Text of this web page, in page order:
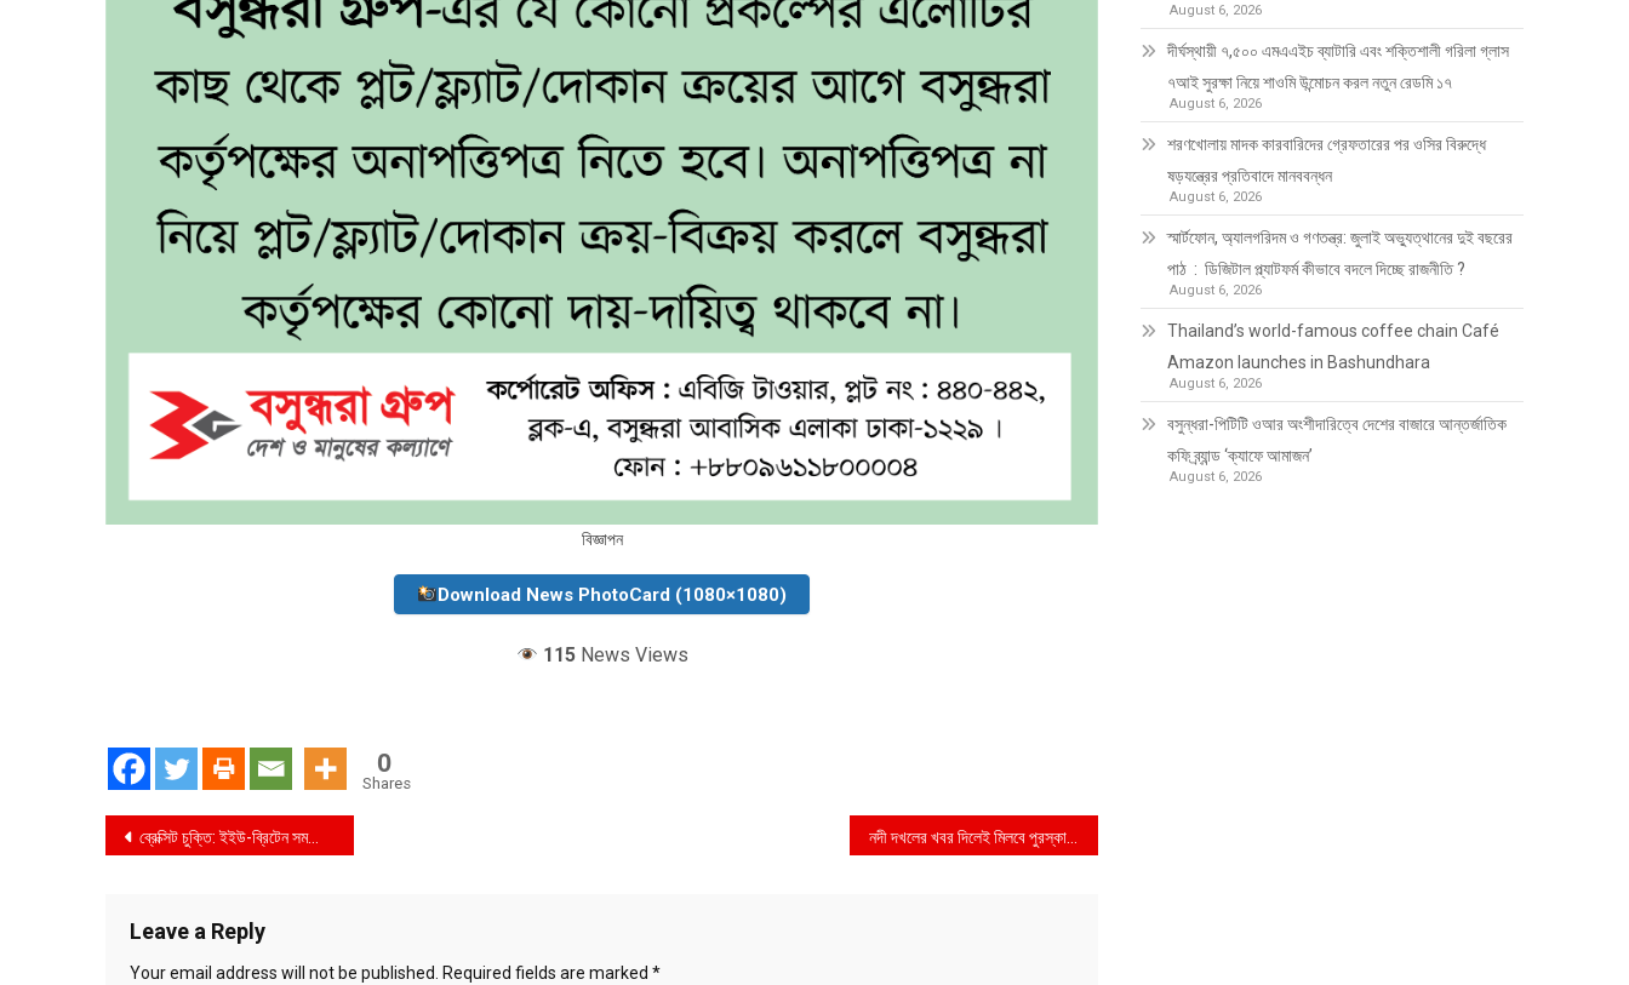
বিজ্ঞাপন
Download News PhotoCard (1080×1080)
115News Views
0
Shares
Post
ব্রেক্সিট চুক্তি: ইইউ-ব্রিটেন সমঝোতা নদী দখলের খবর দিলেই মিলবে পুরস্কার
Leave a Reply
Your email address will not be published. Required fields are marked *
August 6, 2026
দীর্ঘস্থায়ী ৭,৫০০ এমএএইচ ব্যাটারি এবং শক্তিশালী গরিলা গ্লাস
৭আই সুরক্ষা নিয়ে শাওমি উন্মোচন করল নতুন রেডমি ১৭
August 6, 2026
শরণখোলায় মাদক কারবারিদের গ্রেফতারের পর ওসির বিরুদ্ধে
ষড়যন্ত্রের প্রতিবাদে মানববন্ধন
August 6, 2026
স্মার্টফোন, অ্যালগরিদম ও গণতন্ত্র: জুলাই অভ্যুত্থানের দুই বছরের
পাঠ : ডিজিটাল প্ল্যাটফর্ম কীভাবে বদলে দিচ্ছে রাজনীতি ?
August 6, 2026
Thailand’s world-famous coffee chain Café
Amazon launches in Bashundhara
August 6, 2026
বসুন্ধরা-পিটিটি ওআর অংশীদারিত্বে দেশের বাজারে আন্তর্জাতিক
কফি ব্র্যান্ড ‘ক্যাফে আমাজন’
August 6, 2026